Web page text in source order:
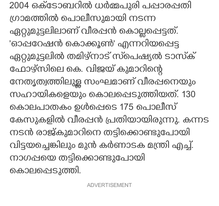
2004 ഒക്ടോബറിൽ ധർമ്മപുരി പപ്പാരപ്പതി
ഗ്രാമത്തിൽ പൊലീസുമായി നടന്ന
ഏറ്റുമുട്ടലിലാണ് വീരപ്പൻ കൊല്ലപ്പെട്ടത്.
'ഓപ്പറേഷൻ കൊക്കൂൺ' എന്നറിയപ്പെട്ട
ഏറ്റുമുട്ടലിൽ തമിഴ്നാട് സ്‌പെഷ്യൽ ടാസ്‌ക്
ഫോഴ്സിലെ കെ. വിജയ് കുമാറിന്റെ
നേതൃത്വത്തിലുള്ള സംഘമാണ് വീരപ്പനെയും
സഹായികളെയും കൊലപ്പെടുത്തിയത്. 130
കൊലപാതകം ഉൾപ്പെടെ 175 പൊലീസ്
കേസുകളിൽ വീരപ്പൻ പ്രതിയായിരുന്നു. കന്നട
നടൻ രാജ്കുമാറിനെ തട്ടിക്കൊണ്ടുപോയി
വിട്ടയച്ചെങ്കിലും മുൻ കർണാടക മന്ത്രി എച്ച്.
നാഗപ്പയെ തട്ടിക്കൊണ്ടുപോയി
കൊലപ്പെടുത്തി.
ADVERTISEMENT